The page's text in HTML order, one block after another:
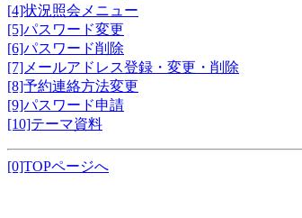
[4]状況照会メニュー
[5]パスワード変更
[6]パスワード削除
[7]メールアドレス登録・変更・削除
[8]予約連絡方法変更
[9]パスワード申請
[10]テーマ資料
[0]TOPページへ